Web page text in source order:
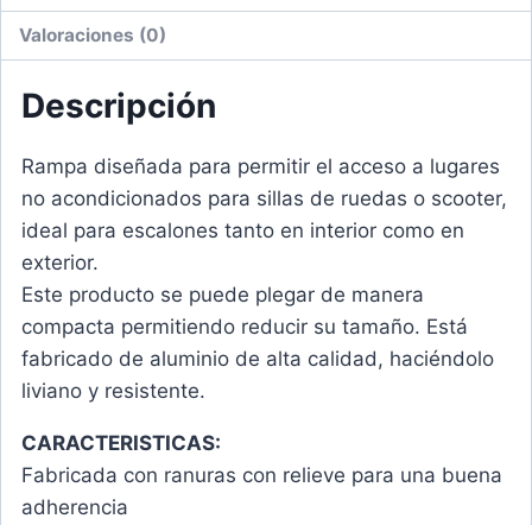
Valoraciones (0)
Descripción
Rampa diseñada para permitir el acceso a lugares
no acondicionados para sillas de ruedas o scooter,
ideal para escalones tanto en interior como en
exterior.
Este producto se puede plegar de manera
compacta permitiendo reducir su tamaño. Está
fabricado de aluminio de alta calidad, haciéndolo
liviano y resistente.
CARACTERISTICAS:
Fabricada con ranuras con relieve para una buena
adherencia